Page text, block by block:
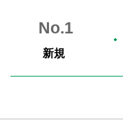
No.1
新規